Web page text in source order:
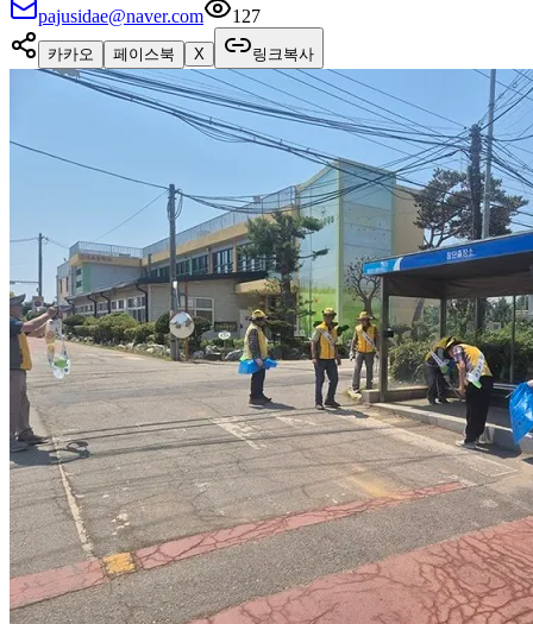
pajusidae@naver.com
127
카카오 페이스북 X 링크복사